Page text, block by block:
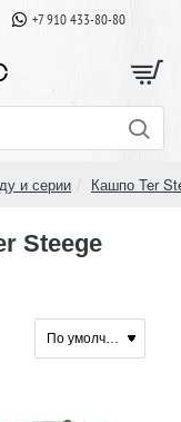
+7 910 433-80-80
и серии Кашпо Ter
Steege